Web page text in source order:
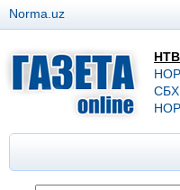
Norma.uz
НТВ
СБХ